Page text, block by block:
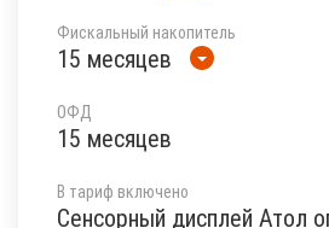
Фискальный накопитель
15 месяцев
ОФД
15 месяцев
В тариф включено
Сенсорный дисплей Атол